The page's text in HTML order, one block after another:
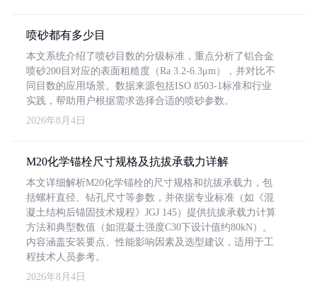
喷砂都有多少目
本文系统介绍了喷砂目数的分级标准，重点分析了铝合金
喷砂200目对应的表面粗糙度（Ra 3.2-6.3μm），并对比不
同目数的应用场景。数据来源包括ISO 8503-1标准和行业
实践，帮助用户根据需求选择合适的喷砂参数。
2026年8月4日
M20化学锚栓尺寸规格及抗拔承载力详解
本文详细解析M20化学锚栓的尺寸规格和抗拔承载力，包
括螺杆直径、钻孔尺寸等参数，并依据专业标准（如《混
凝土结构后锚固技术规程》JGJ 145）提供抗拔承载力计算
方法和典型数值（如混凝土强度C30下设计值约80kN）。
内容涵盖安装要点、性能影响因素及选型建议，适用于工
程技术人员参考。
2026年8月4日